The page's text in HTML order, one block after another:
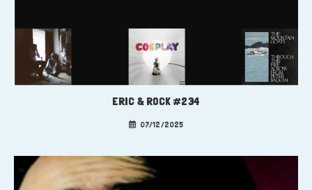
ERIC & ROCK #234
07/12/2025